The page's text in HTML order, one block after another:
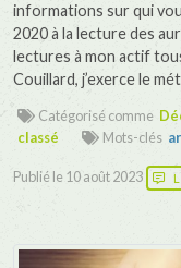
informations sur qui
2020 à la lecture des
lectures à mon actif
Couillard, j’exerce le
Catégorisé comme
classé
Mots-clés
Publié le 10 août 2023